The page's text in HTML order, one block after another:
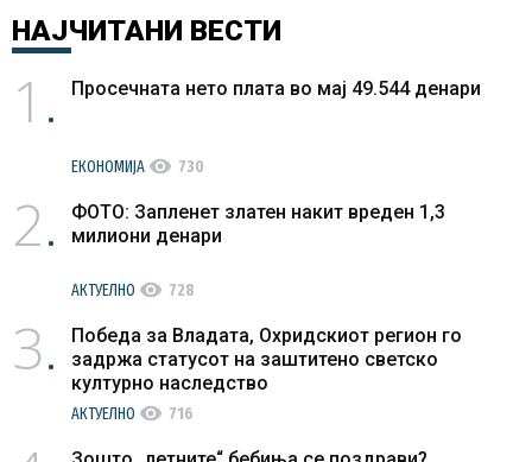
НАЈЧИТАНИ ВЕСТИ
1 Просечната нето плата во мај 49.544 денари
ЕКОНОМИЈА visibility 730
2
ФОТО: Запленет златен накит вреден 1,3
милиони денари
АКТУЕЛНО visibility 728
3
Победа за Владата, Охридскиот регион го
задржа статусот на заштитено светско
културно наследство
АКТУЕЛНО visibility 716